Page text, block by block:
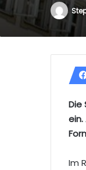
Die
Im